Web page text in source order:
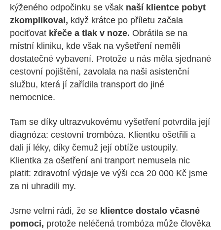
kýženého odpočinku se však naší klientce pobyt
zkomplikoval, když krátce po příletu začala
pociťovat křeče a tlak v noze. Obrátila se na
místní kliniku, kde však na vyšetření neměli
dostatečné vybavení. Protože u nás měla sjednané
cestovní pojištění, zavolala na naši asistenční
službu, která jí zařídila transport do jiné
nemocnice.
Tam se díky ultrazvukovému vyšetření potvrdila její
diagnóza: cestovní trombóza. Klientku ošetřili a
dali jí léky, díky čemuž její obtíže ustoupily.
Klientka za ošetření ani tranport nemusela nic
platit: zdravotní výdaje ve výši cca 20 000 Kč jsme
za ni uhradili my.
Jsme velmi rádi, že se klientce dostalo včasné
pomoci, protože neléčená trombóza může člověka